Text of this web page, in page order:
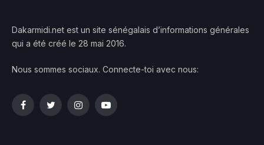
Dakarmidi.net est un site sénégalais d’informations générales
qui a été créé le 28 mai 2016.
Nous sommes sociaux. Connecte-toi avec nous:
FacebookTwitterInstagramYouTube